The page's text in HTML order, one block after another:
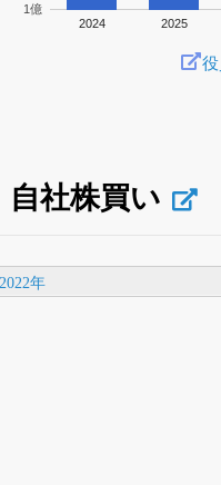
2024 2025
1億
自社株買い
2022年